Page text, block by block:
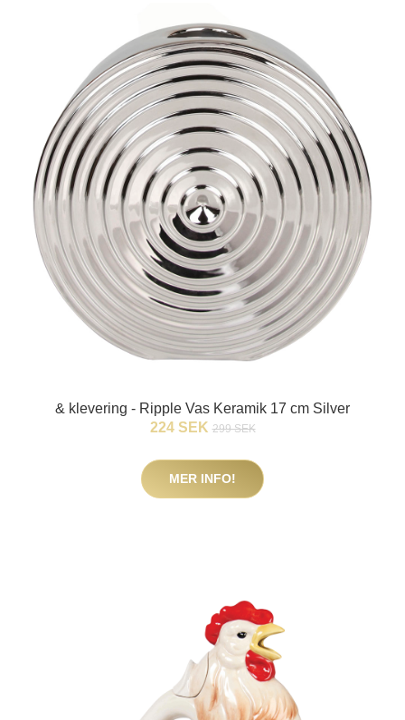
& klevering - Ripple Vas Keramik 17 cm Silver
224 SEK 299 SEK
MER INFO!